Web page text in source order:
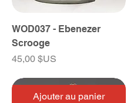
WOD037 - Ebenezer
Scrooge
Prix
45,00 $US
Ajouter au panier